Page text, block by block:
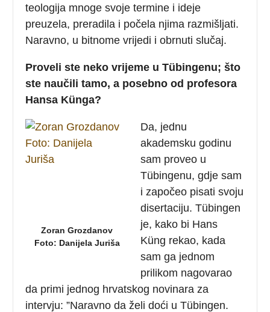
teologija mnoge svoje termine i ideje
preuzela, preradila i počela njima razmišljati.
Naravno, u bitnome vrijedi i obrnuti slučaj.
Proveli ste neko vrijeme u Tübingenu; što
ste naučili tamo, a posebno od profesora
Hansa Künga?
Zoran Grozdanov
Foto: Danijela Juriša
Da, jednu
akademsku godinu
sam proveo u
Tübingenu, gdje sam
i započeo pisati svoju
disertaciju. Tübingen
je, kako bi Hans
Küng rekao, kada
sam ga jednom
prilikom nagovarao
da primi jednog hrvatskog novinara za
intervju: ”Naravno da želi doći u Tübingen.